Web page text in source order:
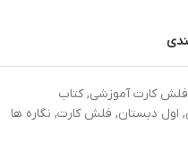
فلش کارت آموزشی, کتاب
, اول دبستان, فلش کارت, نگاره ها